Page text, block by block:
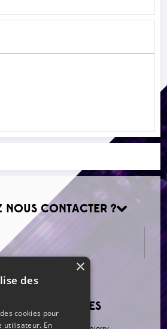
NOUS CONTACTER ?
MESSAGES
×
des
cookies pour
utilisateur. En